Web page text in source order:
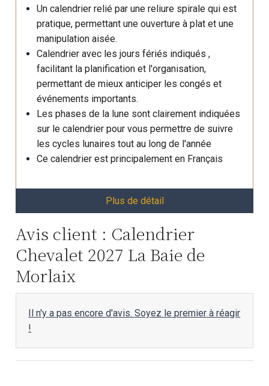
Un calendrier relié par une reliure spirale qui est
pratique, permettant une ouverture à plat et une
manipulation aisée.
Calendrier avec les jours fériés indiqués ,
facilitant la planification et l'organisation,
permettant de mieux anticiper les congés et
événements importants.
Les phases de la lune sont clairement indiquées
sur le calendrier pour vous permettre de suivre
les cycles lunaires tout au long de l'année
Ce calendrier est principalement en Français
Plus de détail
Avis client : Calendrier
Chevalet 2027 La Baie de
Morlaix
Il n'y a pas encore d'avis. Soyez le premier à réagir
!